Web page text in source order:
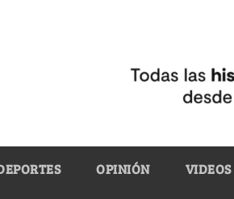
OPINIÓN VIDEOS